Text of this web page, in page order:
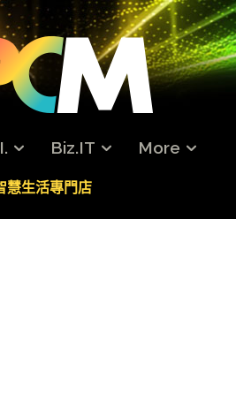
Biz.IT More
慧生活專門店